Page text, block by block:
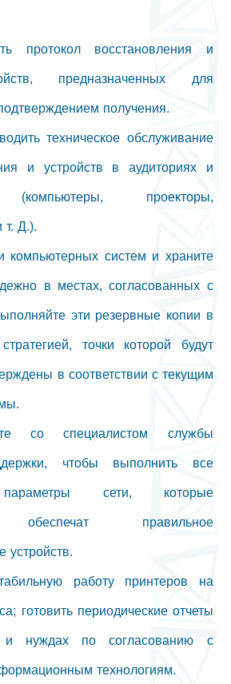
протокол восстановления и
предназначенных для
получения.
техническое обслуживание
и устройств в аудиториях и
(компьютеры, проекторы,
т. Д.).
компьютерных систем и храните
в местах, согласованных с
эти резервные копии в
точки которой будут
в соответствии с текущим
со специалистом службы
чтобы выполнить все
сети, которые
обеспечат правильное
работу принтеров на
готовить периодические отчеты
и нуждах по согласованию с
технологиям.